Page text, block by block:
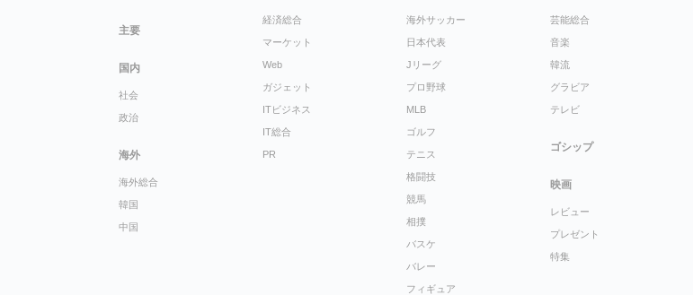
主要
国内
社会
政治
海外
海外総合
韓国
中国
経済総合
マーケット
Web
ガジェット
ITビジネス
IT総合
PR
海外サッカー
日本代表
Jリーグ
プロ野球
MLB
ゴルフ
テニス
格闘技
競馬
相撲
バスケ
バレー
フィギュア
芸能総合
音楽
韓流
グラビア
テレビ
ゴシップ
映画
レビュー
プレゼント
特集